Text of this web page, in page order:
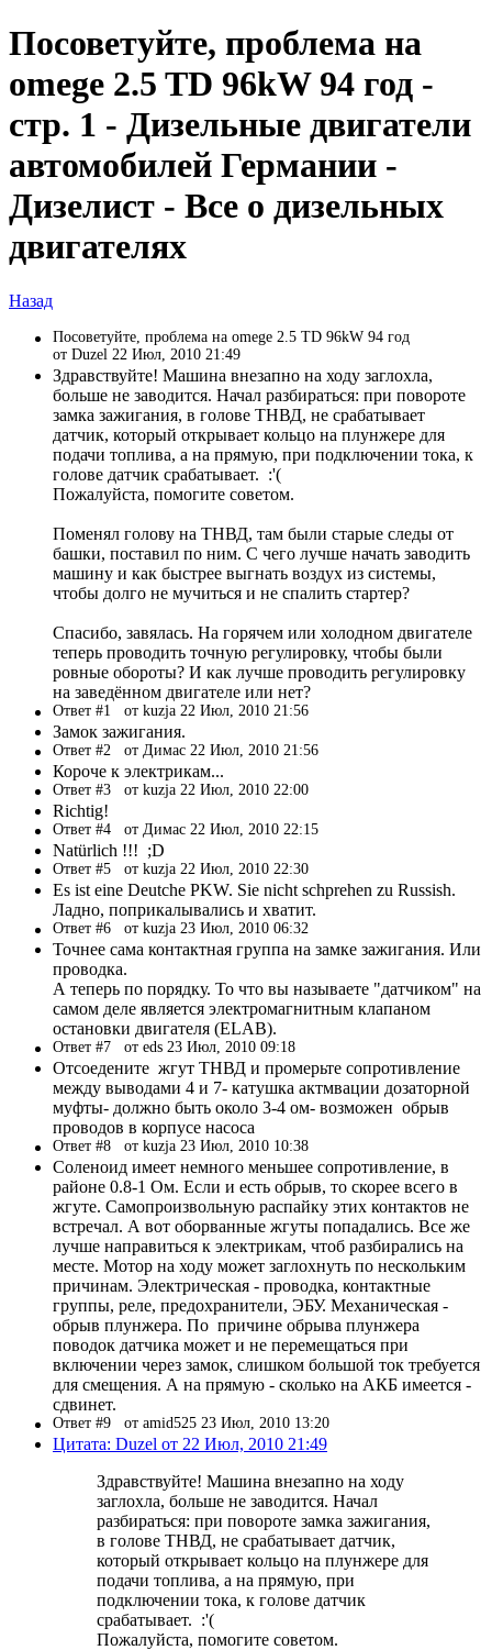
Посоветуйте, проблема на
omege 2.5 TD 96kW 94 год -
стр. 1 - Дизельные двигатели
автомобилей Германии -
Дизелист - Все о дизельных
двигателях
Назад
Посоветуйте, проблема на omege 2.5 TD 96kW 94 год
от Duzel 22 Июл, 2010 21:49
Здравствуйте! Машина внезапно на ходу заглохла,
больше не заводится. Начал разбираться: при повороте
замка зажигания, в голове ТНВД, не срабатывает
датчик, который открывает кольцо на плунжере для
подачи топлива, а на прямую, при подключении тока, к
голове датчик срабатывает. :'(
Пожалуйста, помогите советом.
Поменял голову на ТНВД, там были старые следы от
башки, поставил по ним. С чего лучше начать заводить
машину и как быстрее выгнать воздух из системы,
чтобы долго не мучиться и не спалить стартер?
Спасибо, завялась. На горячем или холодном двигателе
теперь проводить точную регулировку, чтобы были
ровные обороты? И как лучше проводить регулировку
на заведённом двигателе или нет?
Ответ #1 от kuzja 22 Июл, 2010 21:56
Замок зажигания.
Ответ #2 от Димас 22 Июл, 2010 21:56
Короче к электрикам...
Ответ #3 от kuzja 22 Июл, 2010 22:00
Richtig!
Ответ #4 от Димас 22 Июл, 2010 22:15
Natürlich !!! ;D
Ответ #5 от kuzja 22 Июл, 2010 22:30
Es ist eine Deutche PKW. Sie nicht schprehen zu Russish.
Ладно, поприкалывались и хватит.
Ответ #6 от kuzja 23 Июл, 2010 06:32
Точнее сама контактная группа на замке зажигания. Или
проводка.
А теперь по порядку. То что вы называете "датчиком" на
самом деле является электромагнитным клапаном
остановки двигателя (ELAB).
Ответ #7 от eds 23 Июл, 2010 09:18
Отсоедените жгут ТНВД и промерьте сопротивление
между выводами 4 и 7- катушка актмвации дозаторной
муфты- должно быть около 3-4 ом- возможен обрыв
проводов в корпусе насоса
Ответ #8 от kuzja 23 Июл, 2010 10:38
Соленоид имеет немного меньшее сопротивление, в
районе 0.8-1 Ом. Если и есть обрыв, то скорее всего в
жгуте. Самопроизвольную распайку этих контактов не
встречал. А вот оборванные жгуты попадались. Все же
лучше направиться к электрикам, чтоб разбирались на
месте. Мотор на ходу может заглохнуть по нескольким
причинам. Электрическая - проводка, контактные
группы, реле, предохранители, ЭБУ. Механическая -
обрыв плунжера. По причине обрыва плунжера
поводок датчика может и не перемещаться при
включении через замок, слишком большой ток требуется
для смещения. А на прямую - сколько на АКБ имеется -
сдвинет.
Ответ #9 от amid525 23 Июл, 2010 13:20
Цитата: Duzel от 22 Июл, 2010 21:49
Здравствуйте! Машина внезапно на ходу
заглохла, больше не заводится. Начал
разбираться: при повороте замка зажигания,
в голове ТНВД, не срабатывает датчик,
который открывает кольцо на плунжере для
подачи топлива, а на прямую, при
подключении тока, к голове датчик
срабатывает. :'(
Пожалуйста, помогите советом.